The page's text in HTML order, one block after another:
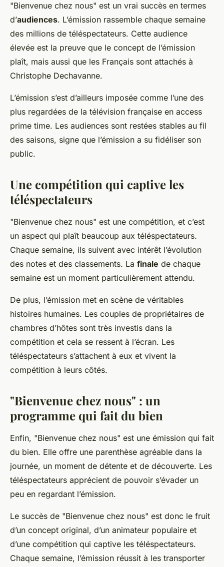
"Bienvenue chez nous" est un vrai succès en termes
d’audiences. L’émission rassemble chaque semaine
des millions de téléspectateurs. Cette audience
élevée est la preuve que le concept de l’émission
plaît, mais aussi que les Français sont attachés à
Christophe Dechavanne.
L’émission s’est d’ailleurs imposée comme l’une des
plus regardées de la télévision française en access
prime time. Les audiences sont restées stables au fil
des saisons, signe que l’émission a su fidéliser son
public.
Une compétition qui captive les
téléspectateurs
"Bienvenue chez nous" est une compétition, et c’est
un aspect qui plaît beaucoup aux téléspectateurs.
Chaque semaine, ils suivent avec intérêt l’évolution
des notes et des classements. La finale de chaque
semaine est un moment particulièrement attendu.
De plus, l’émission met en scène de véritables
histoires humaines. Les couples de propriétaires de
chambres d’hôtes sont très investis dans la
compétition et cela se ressent à l’écran. Les
téléspectateurs s’attachent à eux et vivent la
compétition à leurs côtés.
"Bienvenue chez nous" : un
programme qui fait du bien
Enfin, "Bienvenue chez nous" est une émission qui fait
du bien. Elle offre une parenthèse agréable dans la
journée, un moment de détente et de découverte. Les
téléspectateurs apprécient de pouvoir s’évader un
peu en regardant l’émission.
Le succès de "Bienvenue chez nous" est donc le fruit
d’un concept original, d’un animateur populaire et
d’une compétition qui captive les téléspectateurs.
Chaque semaine, l’émission réussit à les transporter